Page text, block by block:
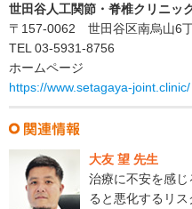
世田谷人工関節・脊椎クリニッ
〒157-0062 世田谷区南烏山6
TEL 03-5931-8756
ホームページ
https://www.setagaya-joint.clinic/
大友 望 先生
治療に不安を感
ると悪化するリ